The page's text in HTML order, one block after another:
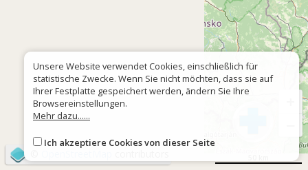
Unsere Website verwendet Cookies, einschließlich für
statistische Zwecke. Wenn Sie nicht möchten, dass sie auf
Ihrer Festplatte gespeichert werden, ändern Sie Ihre
Browsereinstellungen.
Mehr dazu......
Ich akzeptiere Cookies von dieser Seite